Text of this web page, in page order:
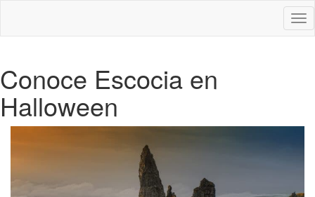
Conoce Escocia en
Halloween